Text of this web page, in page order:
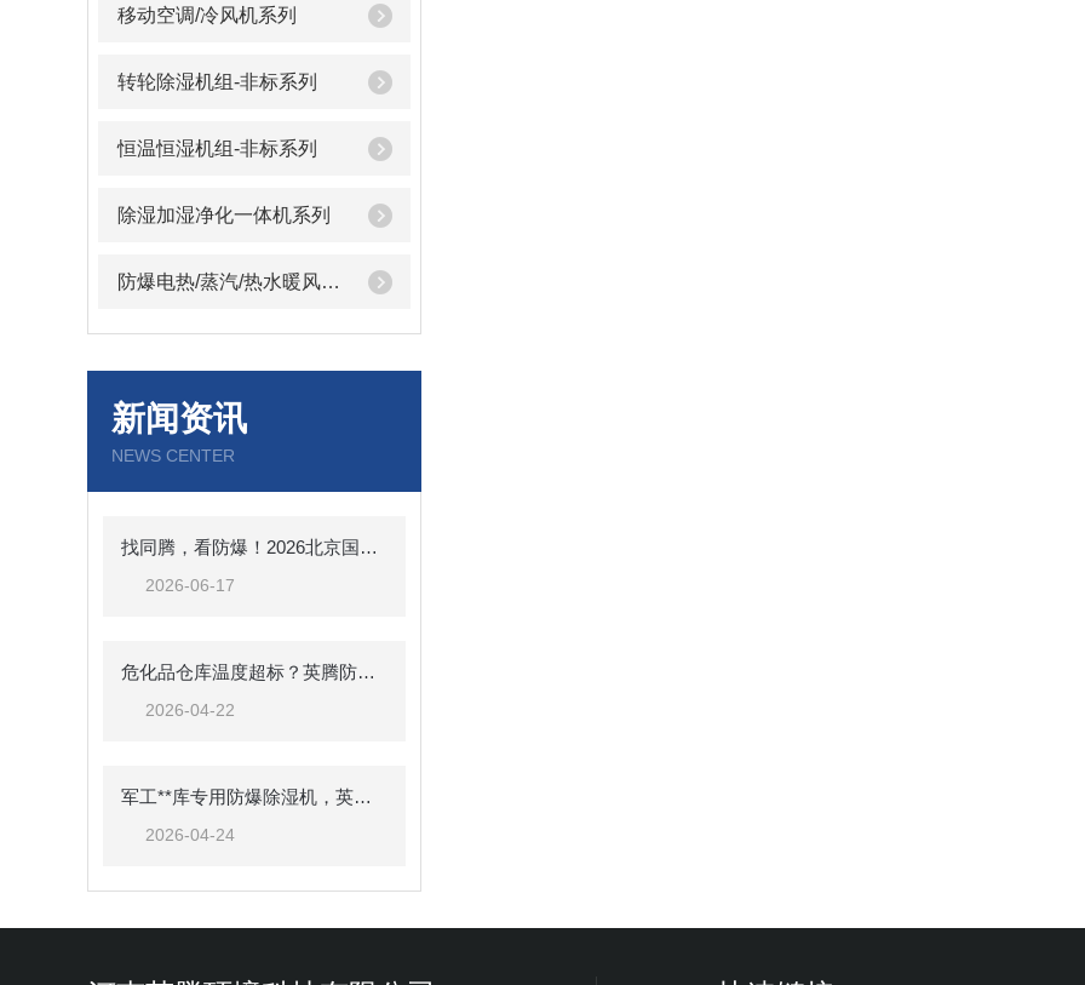
移动空调/冷风机系列
转轮除湿机组-非标系列
恒温恒湿机组-非标系列
除湿加湿净化一体机系列
防爆电热/蒸汽/热水暖风机系列
新闻资讯
NEWS CENTER
找同腾，看防爆！2026北京国防信息化展，河南同腾与您面对面
2026-06-17
危化品仓库温度超标？英腾防爆空调来帮忙，BKF-50-Ex 强劲制冷，安全可靠
2026-04-22
军工**库专用防爆除湿机，英腾BCF-7保障**安全储存
2026-04-24